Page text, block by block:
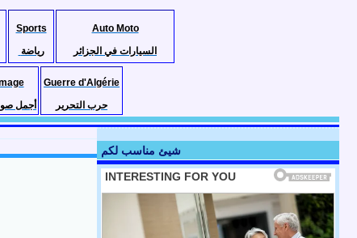
Sports
رياضة
Auto Moto
السيارات في الجزائر
أجمل
Guerre d'Algérie
حرب التحرير
شيئ مناسب لكم